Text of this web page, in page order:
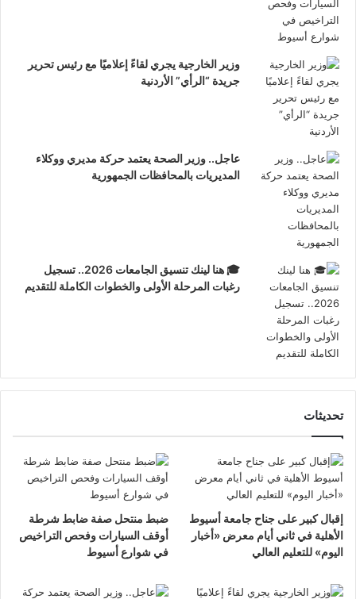
وزير الخارجية يجري لقاءً إعلاميًا مع رئيس تحرير
جريدة “الرأي” الأردنية
عاجل.. وزير الصحة يعتمد حركة مديري ووكلاء
المديريات بالمحافظات الجمهورية
🎓 هنا لينك تنسيق الجامعات 2026.. تسجيل
رغبات المرحلة الأولى والخطوات الكاملة للتقديم
تحديثات
إقبال كبير على جناح جامعة أسيوط
الأهلية في ثاني أيام معرض «أخبار
اليوم» للتعليم العالي
ضبط منتحل صفة ضابط شرطة
أوقف السيارات وفحص التراخيص
في شوارع أسيوط